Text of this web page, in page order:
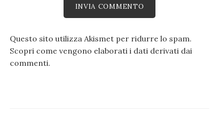
Questo sito utilizza Akismet per ridurre lo spam.
Scopri come vengono elaborati i dati derivati dai
commenti.